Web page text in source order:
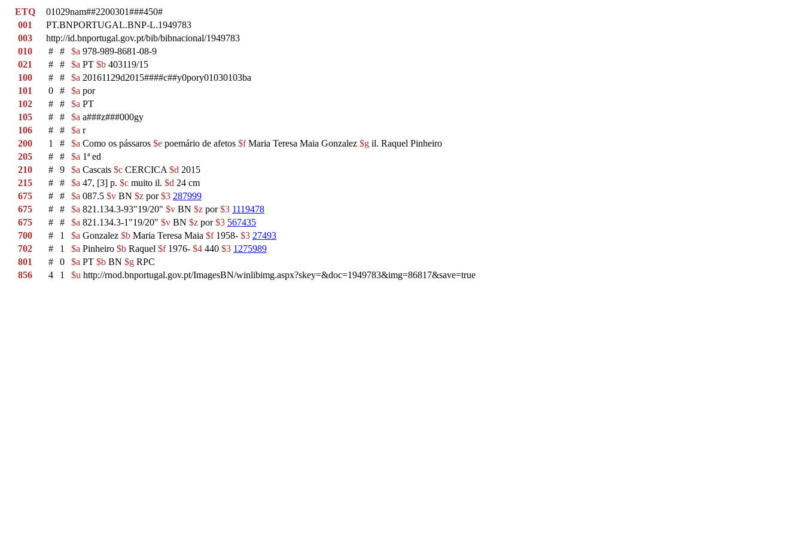
ETQ
01029nam##2200301###450#
001
PT.BNPORTUGAL.BNP-L.1949783
003
http://id.bnportugal.gov.pt/bib/bibnacional/1949783
010
# # $a 978-989-8681-08-9
021
# # $a PT $b 403119/15
100
# # $a 20161129d2015####c##y0pory01030103ba
101
0 # $a por
102
# # $a PT
105
# # $a a###z###000gy
106
# # $a r
200
1 # $a Como os pássaros $e poemário de afetos $fMaria Teresa Maia Gonzalez $g il. Raquel Pinheiro
205
# # $a 1ª ed
210
# 9 $a Cascais $c CERCICA $d 2015
215
# # $a 47, [3] p. $c muito il. $d 24 cm
675
# # $a 087.5 $v BN $z por$3 287999
675
# # $a 821.134.3-93"19/20" $v BN $z por$3 1119478
675
# # $a 821.134.3-1"19/20" $v BN $z por$3 567435
700
# 1 $a Gonzalez $b Maria Teresa Maia $f1958- $3 27493
702
# 1 $a Pinheiro $b Raquel $f1976- $4 440 $3 1275989
801
# 0 $a PT $b BN $g RPC
856
4 1 $u http://rnod.bnportugal.gov.pt/ImagesBN/winlibimg.aspx?skey=&doc=1949783&img=86817&save=true